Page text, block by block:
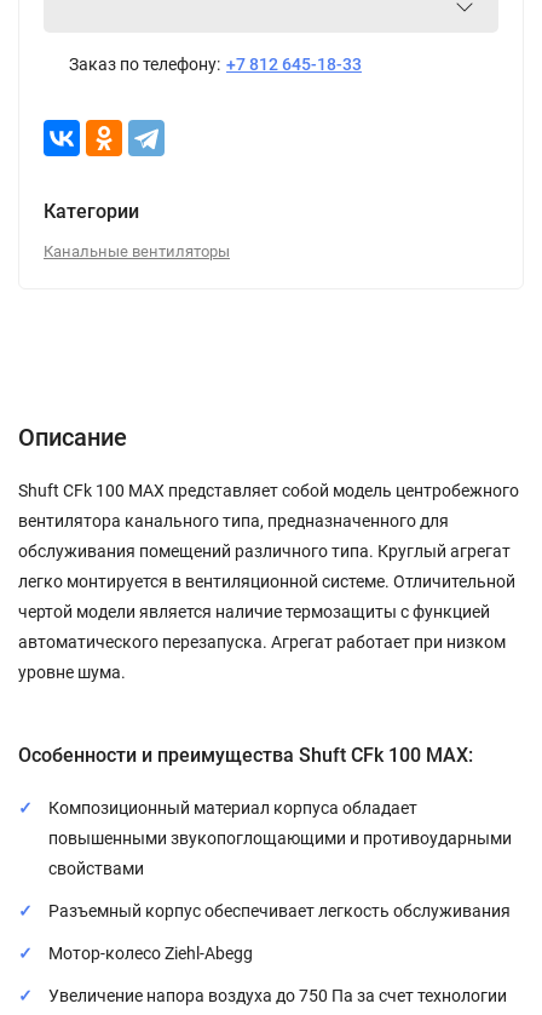
Заказ по телефону: +7 812 645-18-33
Категории
Канальные вентиляторы
Описание
Shuft CFk 100 MAX представляет собой модель центробежного
вентилятора канального типа, предназначенного для
обслуживания помещений различного типа. Круглый агрегат
легко монтируется в вентиляционной системе. Отличительной
чертой модели является наличие термозащиты с функцией
автоматического перезапуска. Агрегат работает при низком
уровне шума.
Особенности и преимущества Shuft CFk 100 MAX:
Композиционный материал корпуса обладает
повышенными звукопоглощающими и противоударными
свойствами
Разъемный корпус обеспечивает легкость обслуживания
Мотор-колесо Ziehl-Abegg
Увеличение напора воздуха до 750 Па за счет технологии